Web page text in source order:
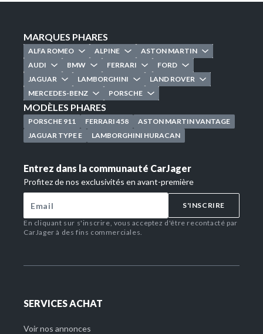
MARQUES PHARES
ALFA ROMEO ALPINE
ASTON MARTIN
AUDI
BMW FERRARI
FORD
JAGUAR
LAMBORGHINI
LAND ROVER
MERCEDES-BENZ
PORSCHE
MODÈLES PHARES
PORSCHE 911 FERRARI 458
ASTON MARTIN VANTAGE
JAGUAR TYPE E
LAMBORGHINI HURACAN
Entrez dans la communauté CarJager
Profitez de nos exclusivités en avant-première
S'INSCRIRE
En cliquant sur s'inscrire, vous acceptez d'être recontacté par
CarJager à des fins commerciales.
SERVICES ACHAT
Voir nos annonces